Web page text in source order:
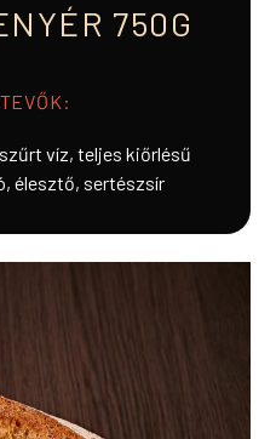
750G
víz, teljes kiőrlésű
élesztő, sertészsír